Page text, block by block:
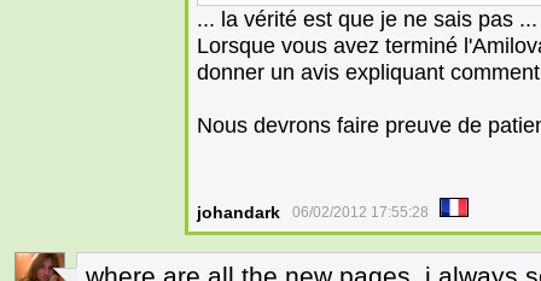
... la vérité est que je ne sais pas
Lorsque vous avez terminé
donner un avis expliquant
Nous devrons faire preuve de
johandark 06/02/2012 17:55:28